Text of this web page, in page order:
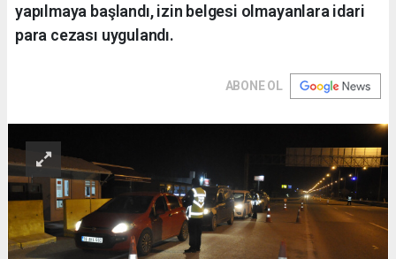
yapılmaya başlandı, izin belgesi olmayanlara idari
para cezası uygulandı.
ABONE OL